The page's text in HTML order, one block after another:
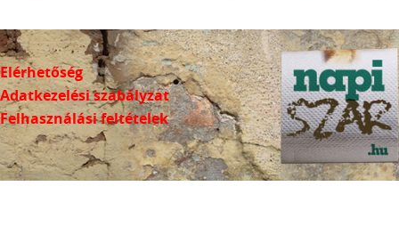
Elérhetőség
Adatkezelési szabályzat
Felhasználási feltételek